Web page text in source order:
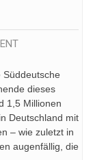
Süddeutsche
dieses
1,5 Millionen
Deutschland mit
– wie zuletzt in
augenfällig, die